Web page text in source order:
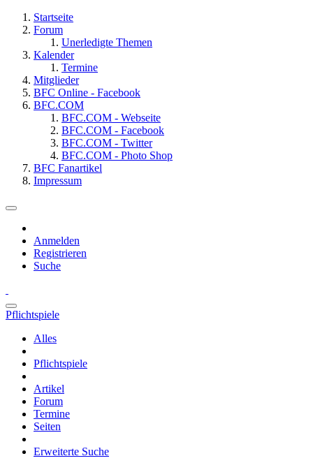
Startseite
Forum
Unerledigte Themen
Kalender
Termine
Mitglieder
BFC Online - Facebook
BFC.COM
BFC.COM - Webseite
BFC.COM - Facebook
BFC.COM - Twitter
BFC.COM - Photo Shop
BFC Fanartikel
Impressum
Anmelden
Registrieren
Suche
Pflichtspiele
Alles
Pflichtspiele
Artikel
Forum
Termine
Seiten
Erweiterte Suche